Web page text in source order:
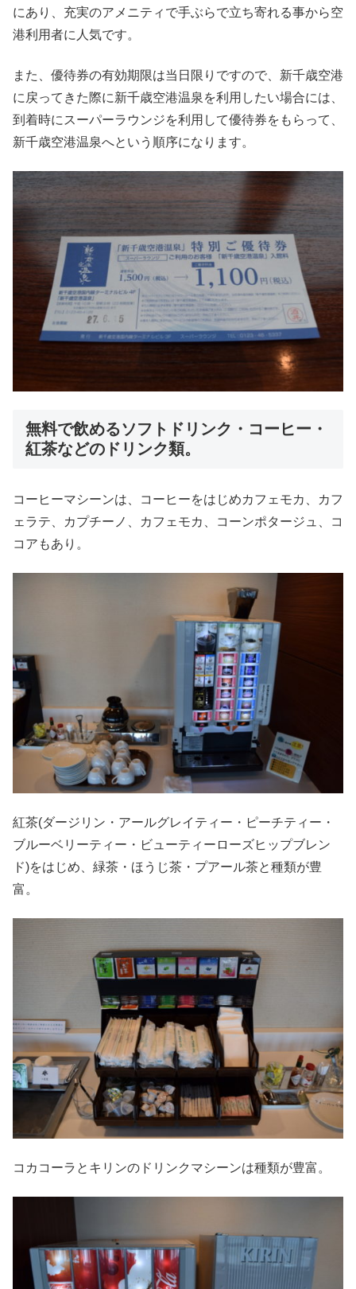
にあり、充実のアメニティで手ぶらで立ち寄れる事から空
港利用者に人気です。
また、優待券の有効期限は当日限りですので、新千歳空港
に戻ってきた際に新千歳空港温泉を利用したい場合には、
到着時にスーパーラウンジを利用して優待券をもらって、
新千歳空港温泉へという順序になります。
無料で飲めるソフトドリンク・コーヒー・
紅茶などのドリンク類。
コーヒーマシーンは、コーヒーをはじめカフェモカ、カフ
ェラテ、カプチーノ、カフェモカ、コーンポタージュ、コ
コアもあり。
紅茶(ダージリン・アールグレイティー・ピーチティー・
ブルーベリーティー・ビューティーローズヒップブレン
ド)をはじめ、緑茶・ほうじ茶・プアール茶と種類が豊
富。
コカコーラとキリンのドリンクマシーンは種類が豊富。